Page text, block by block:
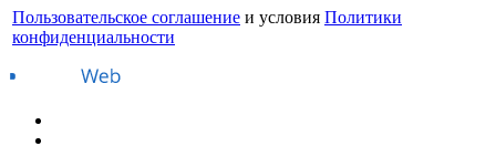
Пользовательское соглашение и условия Политики
конфиденциальности